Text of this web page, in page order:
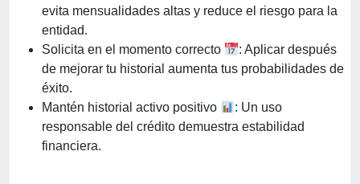
evita mensualidades altas y reduce el riesgo para la
entidad.
Solicita en el momento correcto
: Aplicar después
de mejorar tu historial aumenta tus probabilidades de
éxito.
Mantén historial activo positivo
: Un uso
responsable del crédito demuestra estabilidad
financiera.